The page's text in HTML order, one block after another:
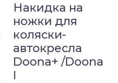
Накидка на
ножки для
коляски-
автокресла
Doona+ /Doona
I